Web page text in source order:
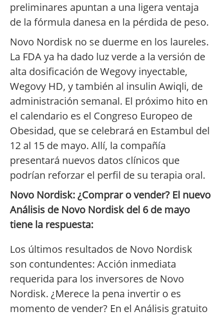
preliminares apuntan a una ligera ventaja
de la fórmula danesa en la pérdida de peso.
Novo Nordisk no se duerme en los laureles.
La FDA ya ha dado luz verde a la versión de
alta dosificación de Wegovy inyectable,
Wegovy HD, y también al insulin Awiqli, de
administración semanal. El próximo hito en
el calendario es el Congreso Europeo de
Obesidad, que se celebrará en Estambul del
12 al 15 de mayo. Allí, la compañía
presentará nuevos datos clínicos que
podrían reforzar el perfil de su terapia oral.
Novo Nordisk: ¿Comprar o vender? El nuevo
Análisis de Novo Nordisk del 6 de mayo
tiene la respuesta:
Los últimos resultados de Novo Nordisk
son contundentes: Acción inmediata
requerida para los inversores de Novo
Nordisk. ¿Merece la pena invertir o es
momento de vender? En el Análisis gratuito